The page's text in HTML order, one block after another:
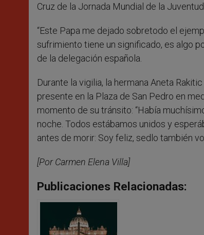
Cruz de la Jornada Mundial de la
“Este Papa me dejado sobretodo el
sufrimiento tiene un significado, es algo
de la delegación española.
Durante la vigilia, la hermana Aneta
presente en la Plaza de San Pedro en
momento de su tránsito: “Había
noche. Todos estábamos unidos y
antes de morir: Soy feliz, sedlo también
[Por Carmen Elena Villa]
Publicaciones Relacionadas: